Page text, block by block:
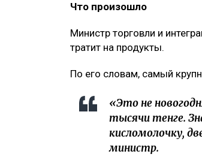
Что произошло
Министр торговли и
тратит на продукты.
По его словам, самый
«Это не
тысячи тенге.
кисломолочку,
министр.